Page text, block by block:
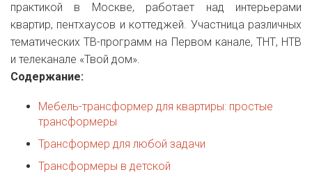
практикой в Москве, работает над интерьерами
квартир, пентхаусов и коттеджей. Участница различных
тематических ТВ-программ на Первом канале, ТНТ, НТВ
и телеканале «Твой дом».
Содержание:
Мебель-трансформер для квартиры: простые
трансформеры
Трансформер для любой задачи
Трансформеры в детской